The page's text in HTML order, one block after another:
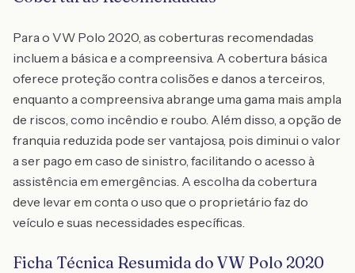
Para o VW Polo 2020, as coberturas recomendadas
incluem a básica e a compreensiva. A cobertura básica
oferece proteção contra colisões e danos a terceiros,
enquanto a compreensiva abrange uma gama mais ampla
de riscos, como incêndio e roubo. Além disso, a opção de
franquia reduzida pode ser vantajosa, pois diminui o valor
a ser pago em caso de sinistro, facilitando o acesso à
assistência em emergências. A escolha da cobertura
deve levar em conta o uso que o proprietário faz do
veículo e suas necessidades específicas.
Ficha Técnica Resumida do VW Polo 2020